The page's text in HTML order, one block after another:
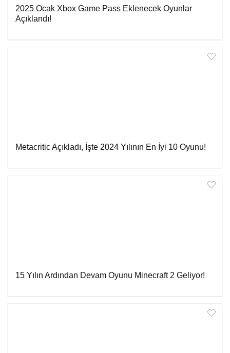
2025 Ocak Xbox Game Pass Eklenecek Oyunlar
Açıklandı!
Metacritic Açıkladı, İşte 2024 Yılının En İyi 10 Oyunu!
15 Yılın Ardından Devam Oyunu Minecraft 2 Geliyor!